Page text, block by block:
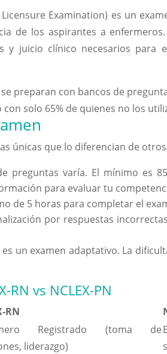
Licensure Examination) es un
de los aspirantes a
y juicio clínico necesarios
preparan con bancos de
solo 65% de quienes no los
únicas que lo diferencian de
preguntas varía. El mínimo es
para evaluar tu
de 5 horas para completar el
por respuestas
es un examen adaptativo. La
RN vs NCLEX-PN
RN
Registrado (toma de
liderazgo)